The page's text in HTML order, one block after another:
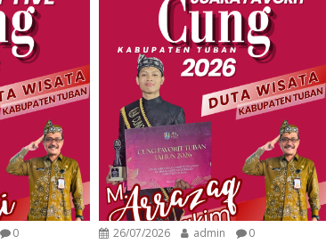
0 26/07/2026 admin 0